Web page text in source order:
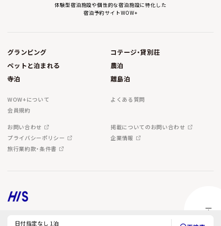
日付指定なし 1泊
体験型宿泊施設や個性的な宿泊施設に特化した
宿泊予約サイトWOW+
グランピング
コテージ・貸別荘
ペットと泊まれる
農泊
寺泊
離島泊
WOW+について
よくある質問
会員規約
お問い合わせ
掲載についてのお問い合わせ
プライバシーポリシー
企業情報
旅行業約款・条件書